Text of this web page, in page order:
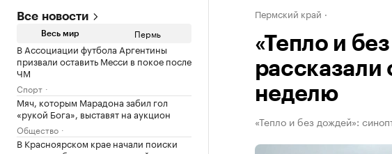
Все новости
Весь мир Пермь
В Ассоциации футбола Аргентины
призвали оставить Месси в покое после
ЧМ
Спорт
Мяч, которым Марадона забил гол
«рукой Бога», выставят на аукцион
Общество
В Красноярском крае начали поиски
Пермский край
«Тепло и
рассказали
неделю
«Тепло и без дождей»: